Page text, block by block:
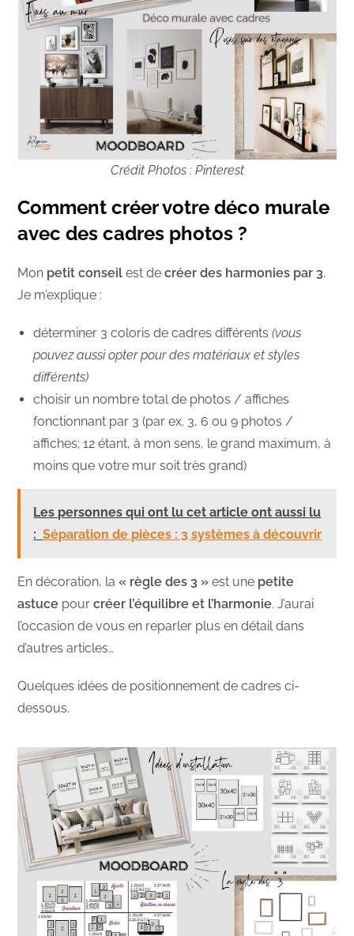
Crédit Photos : Pinterest
Comment créer votre déco murale
avec des cadres photos ?
Mon petit conseil est decréer des harmonies par 3.
Je m’explique :
déterminer 3 coloris de cadres différents(vous
pouvez aussi opter pour des matériaux et styles
différents)
choisir un nombre total de photos / affiches
fonctionnant par 3 (par ex. 3, 6 ou 9 photos /
affiches; 12 étant, à mon sens, le grand maximum, à
moins que votre mur soit très grand)
Les personnes qui ont lu cet article ont aussi lu
: Séparation de pièces : 3 systèmes à découvrir
En décoration, la « règle des 3 » est une petite
astuce pourcréer l’équilibre et l’harmonie. J’aurai
l’occasion de vous en reparler plus en détail dans
d’autres articles…
Quelques idées de positionnement de cadres ci-
dessous.